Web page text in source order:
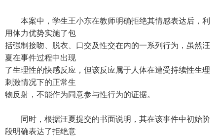
本案中，学生王小东在教师明确拒绝其情感表达后，利
用体力优势实施了包
括强制接吻、脱衣、口交及性交在内的一系列行为，虽然汪
夏在事件过程中出现
了生理性的快感反应，但该反应属于人体在遭受持续性生理
刺激情况下的正常生
物反射，不能作为同意参与性行为的证据。
同时，根据汪夏提交的书面说明，其在该事件中初始阶
段明确表达了拒绝意